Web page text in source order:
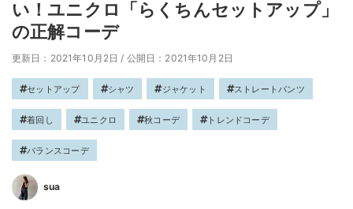
い！ユニクロ「らくちんセットアップ」
の正解コーデ
更新日：2021年10月2日 / 公開日：2021年10月2日
セットアップ シャツ ジャケット ストレートパンツ
着回し ユニクロ 秋コーデ トレンドコーデ
バランスコーデ
sua